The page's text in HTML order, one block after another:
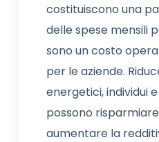
costituiscono una
delle spese mensili
sono un costo
per le aziende.
energetici, individui
possono
aumentare la